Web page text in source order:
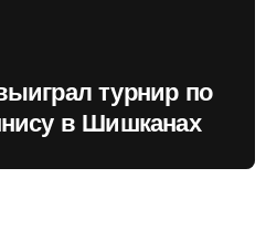
турнир по
в Шишканах